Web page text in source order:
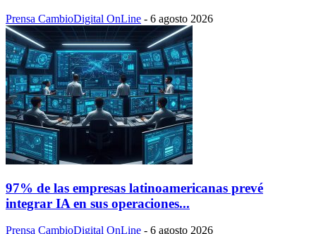
Prensa CambioDigital OnLine - 6 agosto 2026
97% de las empresas latinoamericanas prevé
integrar IA en sus operaciones...
Prensa CambioDigital OnLine - 6 agosto 2026